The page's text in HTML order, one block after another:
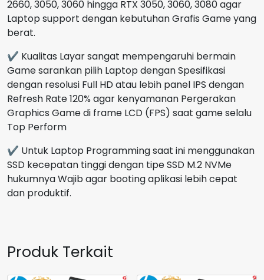
2660, 3050, 3060 hingga RTX 3050, 3060, 3080 agar
Laptop support dengan kebutuhan Grafis Game yang
berat.
✔ Kualitas Layar sangat mempengaruhi bermain
Game sarankan pilih Laptop dengan Spesifikasi
dengan resolusi Full HD atau lebih panel IPS dengan
Refresh Rate 120% agar kenyamanan Pergerakan
Graphics Game di frame LCD (FPS) saat game selalu
Top Perform
✔ Untuk Laptop Programming saat ini menggunakan
SSD kecepatan tinggi dengan tipe SSD M.2 NVMe
hukumnya Wajib agar booting aplikasi lebih cepat
dan produktif.
Produk Terkait